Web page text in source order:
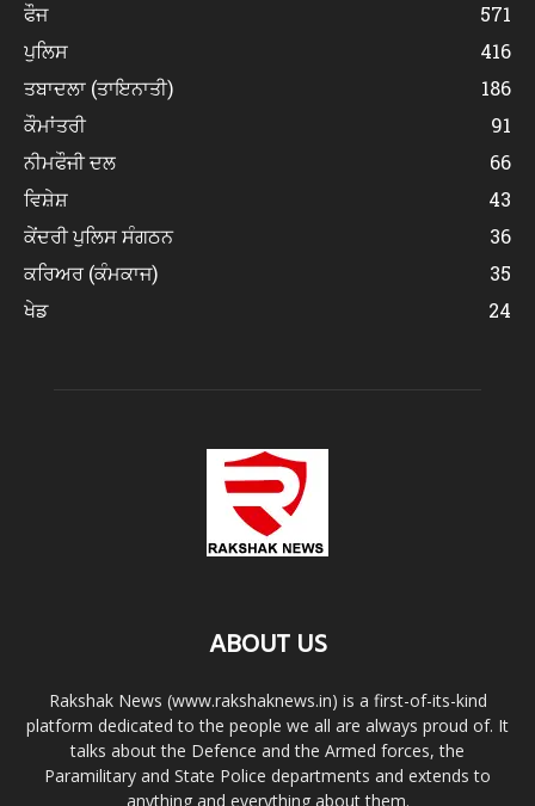
ਫੌਜ
571
ਪੁਲਿਸ
416
ਤਬਾਦਲਾ (ਤਾਇਨਾਤੀ)
186
ਕੌਮਾਂਤਰੀ
91
ਨੀਮਫੌਜੀ ਦਲ
66
ਵਿਸ਼ੇਸ਼
43
ਕੇਂਦਰੀ ਪੁਲਿਸ ਸੰਗਠਨ
36
ਕਰਿਅਰ (ਕੰਮਕਾਜ)
35
ਖੇਡ
24
ABOUT US
Rakshak News (www.rakshaknews.in) is a first-of-its-kind
platform dedicated to the people we all are always proud of. It
talks about the Defence and the Armed forces, the
Paramilitary and State Police departments and extends to
anything and everything about them.